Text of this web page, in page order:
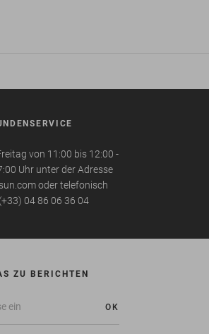
von 11:00 bis 12:00 -
Uhr unter der Adresse
oder telefonisch
04 86 06 36 04
ZU BERICHTEN
OK